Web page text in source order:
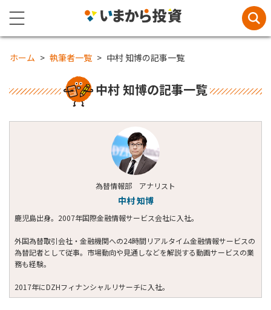
ホーム 執筆者一覧 中村 知博の記事一覧
中村 知博の記事一覧
為替情報部 アナリスト
中村 知博
鹿児島出身。2007年国際金融情報サービス会社に入社。
外国為替取引会社・金融機関への24時間リアルタイム金融情報サービスの
為替記者として従事。市場動向や見通しなどを解説する動画サービスの業
務も経験。
2017年にDZHフィナンシャルリサーチに入社。